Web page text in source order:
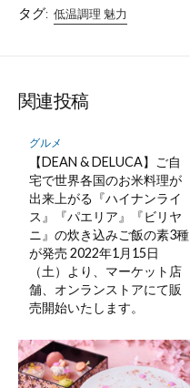
タグ: 低温調理 魅力
関連投稿
グルメ
【DEAN & DELUCA】ご自
宅で世界各国のお米料理が
出来上がる『ハイナンライ
ス』『パエリア』『ビリヤ
ニ』の炊き込みご飯の素3種
が発売 2022年1月15日
（土）より、マーケット店
舗、オンランストアにて販
売開始いたします。